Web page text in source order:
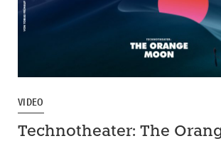
VIDEO
Technotheater: The